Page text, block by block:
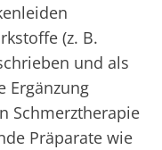
(z. B.
und als
Ergänzung
Schmerztherapie
Präparate wie